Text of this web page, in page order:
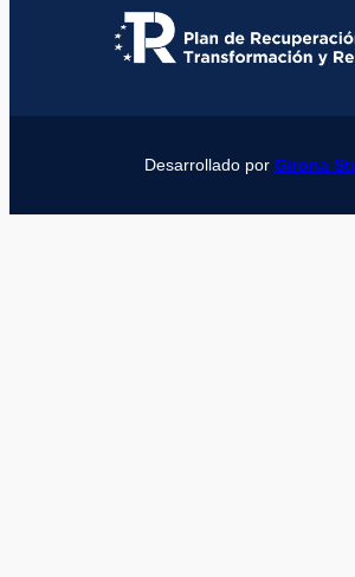
Desarrollado por Girona